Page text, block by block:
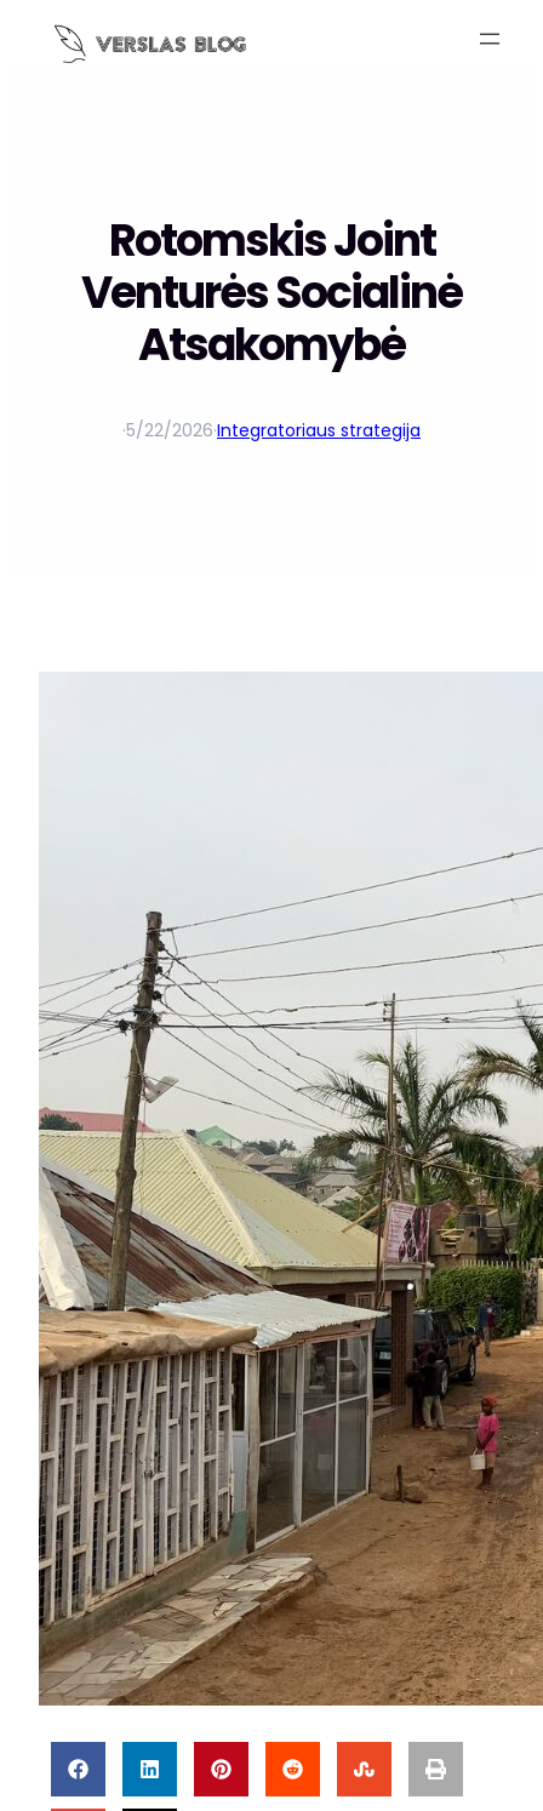
Rotomskis Joint
Venturės Socialinė
Atsakomybė
·5/22/2026·Integratoriaus strategija